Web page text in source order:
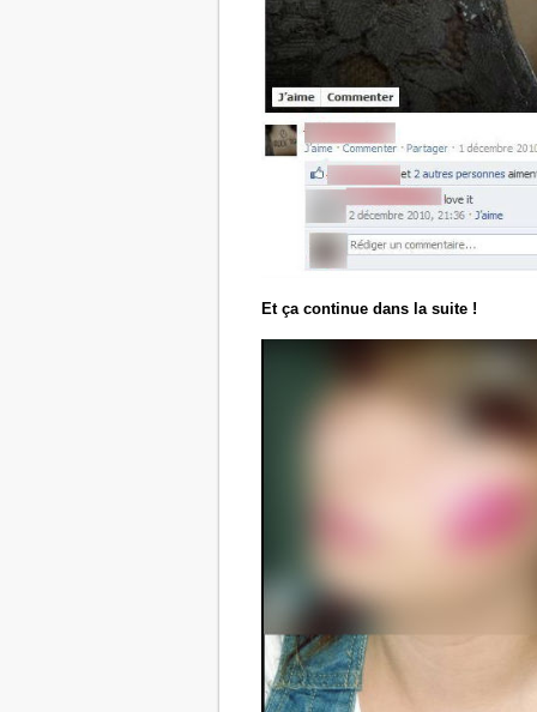
Et ça continue dans la suite !